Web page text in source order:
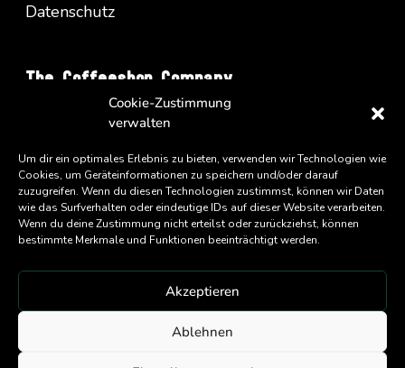
Cookie-Zustimmung
verwalten
Um dir ein optimales Erlebnis zu bieten, verwenden wir Technologien wie
Cookies, um Geräteinformationen zu speichern und/oder darauf
zuzugreifen. Wenn du diesen Technologien zustimmst, können wir Daten
wie das Surfverhalten oder eindeutige IDs auf dieser Website verarbeiten.
Wenn du deine Zustimmung nicht erteilst oder zurückziehst, können
bestimmte Merkmale und Funktionen beeinträchtigt werden.
Akzeptieren
Ablehnen
Datenschutz
The Coffeeshop Company
Vienna Business Park - Turm A/34
A-1100 Wien